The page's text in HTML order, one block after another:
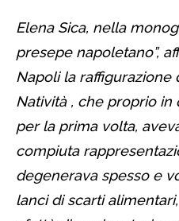
Elena Sica, nella
presepe napoletano”,
Napoli la raffigurazione
Natività , che proprio in
per la prima volta,
compiuta
degenerava spesso e
lanci di scarti